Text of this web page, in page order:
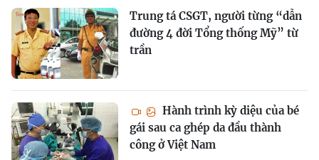
Trung tá CSGT, người từng “dẫn
đường 4 đời Tổng thống Mỹ” từ
trần
Hành trình kỳ diệu của bé
gái sau ca ghép da đầu thành
công ở Việt Nam